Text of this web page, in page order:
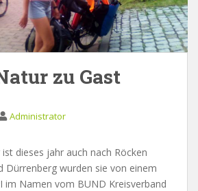
zu Gast
Administrator
dieses jahr auch nach Röcken
Dürrenberg wurden sie von einem
im Namen vom BUND Kreisverband